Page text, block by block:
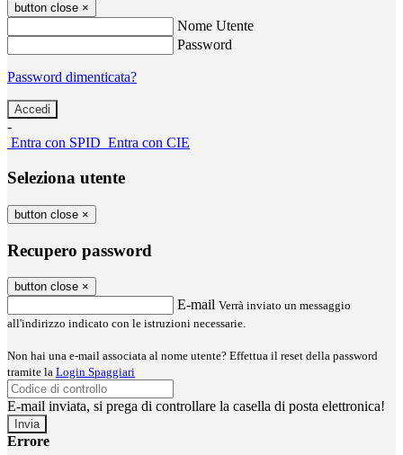
button close ×
Nome Utente
Password
Password dimenticata?
-
Entra con SPID Entra con CIE
Seleziona utente
button close ×
Recupero password
button close ×
E-mail Verrà inviato un messaggio
all'indirizzo indicato con le istruzioni necessarie.
Non hai una e-mail associata al nome utente? Effettua il reset della password
tramite la Login Spaggiari
E-mail inviata, si prega di controllare la casella di posta elettronica!
Errore